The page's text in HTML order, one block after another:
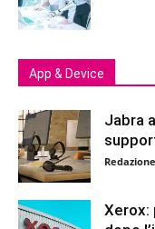
App & Device
Jabra
Xerox: